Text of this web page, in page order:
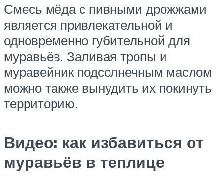
Смесь мёда с пивными дрожжами
является привлекательной и
одновременно губительной для
муравьёв. Заливая тропы и
муравейник подсолнечным маслом
можно также вынудить их покинуть
территорию.
Видео: как избавиться от
муравьёв в теплице